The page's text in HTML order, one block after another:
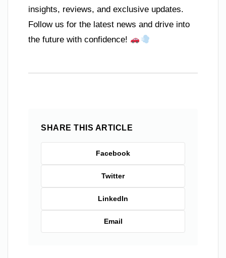
insights, reviews, and exclusive updates.
Follow us for the latest news and drive into
the future with confidence!
SHARE THIS ARTICLE
Facebook
Twitter
LinkedIn
Email